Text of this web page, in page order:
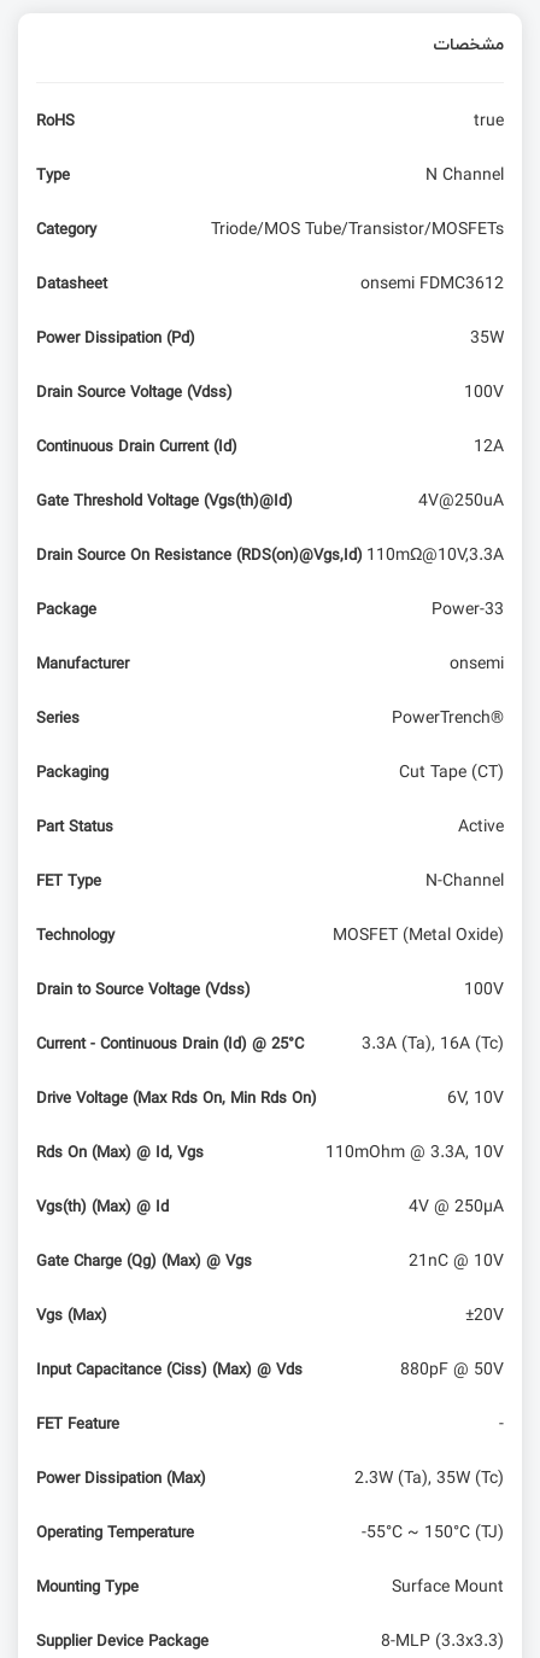
مشخصات
RoHS true
Type N Channel
Category Triode/MOS Tube/Transistor/MOSFETs
Datasheet onsemi FDMC3612
Power Dissipation (Pd) 35W
Drain Source Voltage (Vdss) 100V
Continuous Drain Current (Id) 12A
Gate Threshold Voltage (Vgs(th)@Id) 4V@250uA
Drain Source On Resistance (RDS(on)@Vgs,Id) 110mΩ@10V,3.3A
Package Power-33
Manufacturer onsemi
Series PowerTrench®
Packaging Cut Tape (CT)
Part Status Active
FET Type N-Channel
Technology MOSFET (Metal Oxide)
Drain to Source Voltage (Vdss) 100V
Current - Continuous Drain (Id) @ 25°C 3.3A (Ta), 16A (Tc)
Drive Voltage (Max Rds On, Min Rds On) 6V, 10V
Rds On (Max) @ Id, Vgs 110mOhm @ 3.3A, 10V
Vgs(th) (Max) @ Id 4V @ 250µA
Gate Charge (Qg) (Max) @ Vgs 21nC @ 10V
Vgs (Max) ±20V
Input Capacitance (Ciss) (Max) @ Vds 880pF @ 50V
FET Feature -
Power Dissipation (Max) 2.3W (Ta), 35W (Tc)
Operating Temperature -55°C ~ 150°C (TJ)
Mounting Type Surface Mount
Supplier Device Package 8-MLP (3.3x3.3)